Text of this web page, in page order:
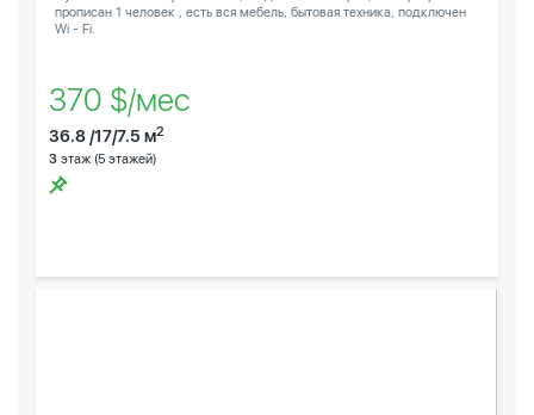
прописан 1 человек , есть вся мебель, бытовая техника, подключен
Wi - Fi.
370 $/мес
36.8 /17/7.5 м2
3 этаж (5 этажей)